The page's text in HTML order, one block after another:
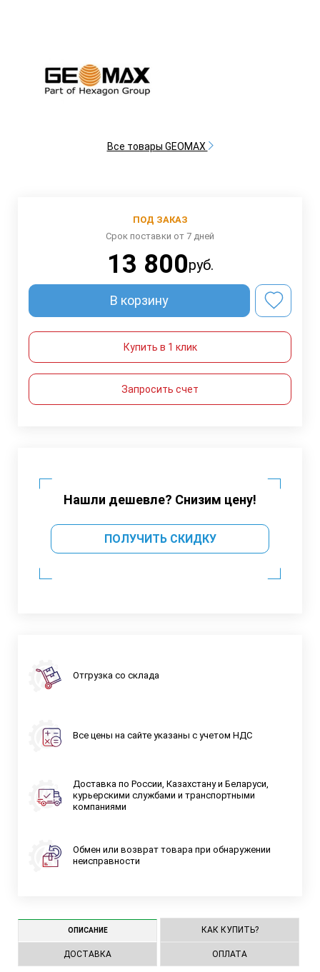
Все товары GEOMAX
ПОД ЗАКАЗ
Срок поставки от 7 дней
13 800руб.
В корзину
Купить в 1 клик
Запросить счет
Нашли дешевле? Снизим цену!
ПОЛУЧИТЬ СКИДКУ
Отгрузка со склада
Все цены на сайте указаны с учетом НДС
Доставка по России, Казахстану и Беларуси,
курьерскими службами и транспортными
компаниями
Обмен или возврат товара при обнаружении
неисправности
ОПИСАНИЕ КАК КУПИТЬ?
ДОСТАВКА ОПЛАТА